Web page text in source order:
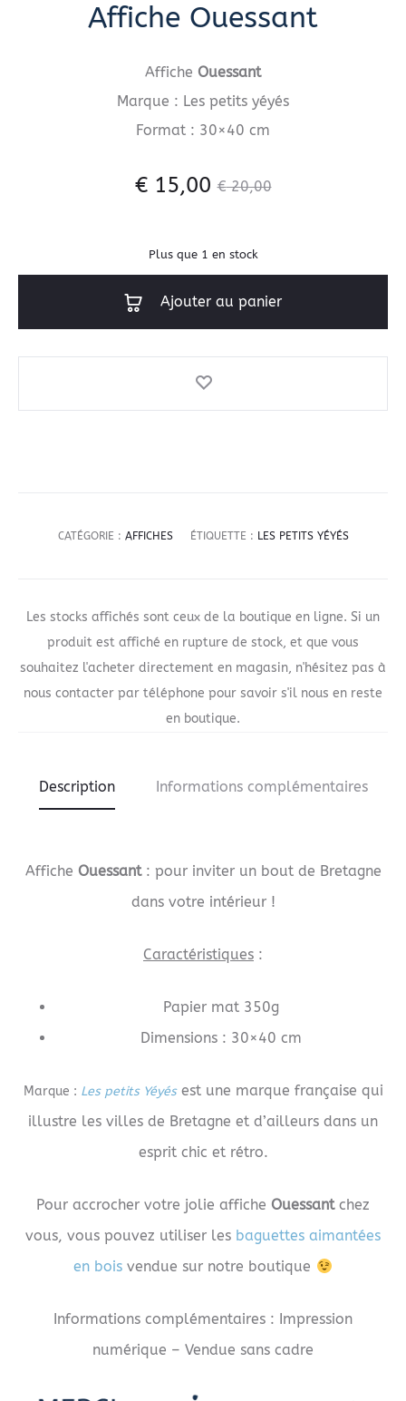
Affiche Ouessant
Affiche Ouessant
Marque : Les petits yéyés
Format : 30×40 cm
€20,00
€15,00
Plus que 1 en stock
Ajouter au panier
CATÉGORIE : AFFICHES ÉTIQUETTE : LES PETITS YÉYÉS
Les stocks affichés sont ceux de la boutique en ligne. Si un
produit est affiché en rupture de stock, et que vous
souhaitez l'acheter directement en magasin, n'hésitez pas à
nous contacter par téléphone pour savoir s'il nous en reste
en boutique.
Description Informations complémentaires
Affiche Ouessant : pour inviter un bout de Bretagne
dans votre intérieur !
Caractéristiques :
Papier mat 350g
Dimensions : 30×40 cm
Marque : Les petits Yéyésest une marque française qui
illustre les villes de Bretagne et d’ailleurs dans un
esprit chic et rétro.
Pour accrocher votre jolie affiche Ouessant chez
vous, vous pouvez utiliser les baguettes aimantées
en bois vendue sur notre boutique
Informations complémentaires : Impression
numérique – Vendue sans cadre